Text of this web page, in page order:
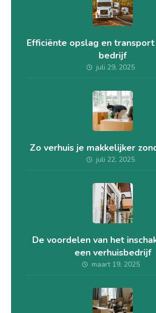
Efficiënte opslag en
bedrijf
juli 29, 2025
Zo verhuis je makkelijker
juli 22, 2025
De voordelen van het
een verhuisbedrijf
maart 19, 2025